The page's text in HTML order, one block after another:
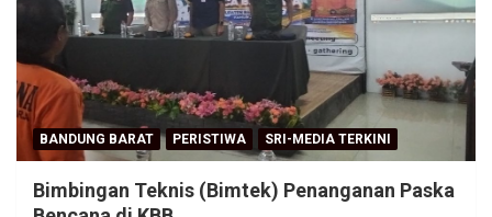
BANDUNG BARAT PERISTIWA SRI-MEDIA TERKINI
Bimbingan Teknis (Bimtek) Penanganan Paska